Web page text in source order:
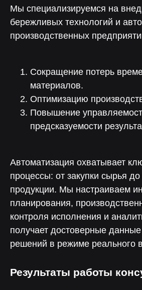
Мы специализируемся на
бережливых технологий и
производственных
Сокращение потерь
материалов.
Оптимизацию
Повышение
предсказуемости
Автоматизация охватывает
процессы: от закупки сырья
продукции. Мы настраиваем
планирования,
контроля исполнения и
получает достоверные
решений в режиме реального
Результаты работы
Компания экспертов,
притягивающая
экспертов
Мы обеспечиваем бесперебойную
и слаженную работу всех отделов,
что способствует росту бизнеса,